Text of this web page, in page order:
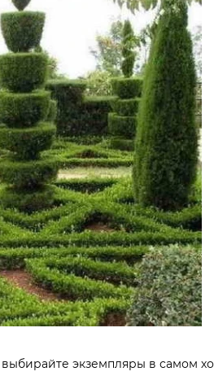
экземпляры в самом